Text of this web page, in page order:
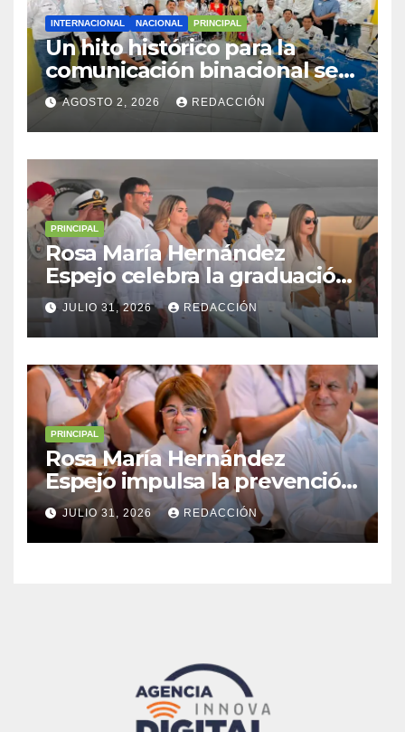
INTERNACIONAL NACIONAL PRINCIPAL
Un hito histórico para la
comunicación binacional se
consolidó con el Primer
Encuentro Periodístico
Guatemala–México en
Coatepeque,
Quetzaltenango
AGOSTO 2, 2026 REDACCIÓN
PRINCIPAL
Rosa María Hernández
Espejo celebra la graduación
de cadetes navales junto a
Sheinbaum y Nahle
JULIO 31, 2026 REDACCIÓN
PRINCIPAL
Rosa María Hernández
Espejo impulsa la prevención
y la resiliencia en Veracruz
JULIO 31, 2026 REDACCIÓN